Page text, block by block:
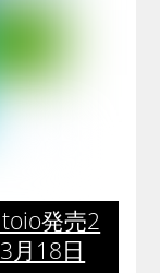
発売2
月18日